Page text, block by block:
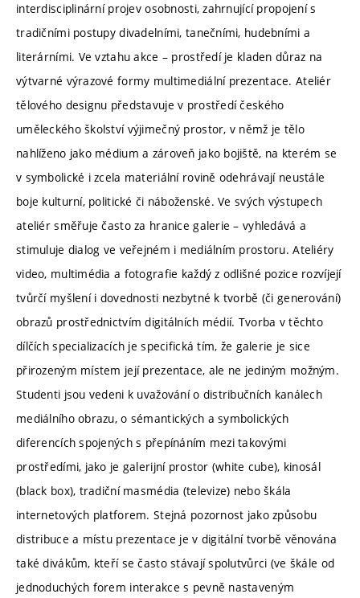
interdisciplinární projev osobnosti, zahrnující propojení s
tradičními postupy divadelními, tanečními, hudebními a
literárními. Ve vztahu akce – prostředí je kladen důraz na
výtvarné výrazové formy multimediální prezentace. Ateliér
tělového designu představuje v prostředí českého
uměleckého školství výjimečný prostor, v němž je tělo
nahlíženo jako médium a zároveň jako bojiště, na kterém se
v symbolické i zcela materiální rovině odehrávají neustále
boje kulturní, politické či náboženské. Ve svých výstupech
ateliér směřuje často za hranice galerie – vyhledává a
stimuluje dialog ve veřejném i mediálním prostoru. Ateliéry
video, multimédia a fotografie každý z odlišné pozice rozvíjejí
tvůrčí myšlení i dovednosti nezbytné k tvorbě (či generování)
obrazů prostřednictvím digitálních médií. Tvorba v těchto
dílčích specializacích je specifická tím, že galerie je sice
přirozeným místem její prezentace, ale ne jediným možným.
Studenti jsou vedeni k uvažování o distribučních kanálech
mediálního obrazu, o sémantických a symbolických
diferencích spojených s přepínáním mezi takovými
prostředími, jako je galerijní prostor (white cube), kinosál
(black box), tradiční masmédia (televize) nebo škála
internetových platforem. Stejná pozornost jako způsobu
distribuce a místu prezentace je v digitální tvorbě věnována
také divákům, kteří se často stávají spolutvůrci (ve škále od
jednoduchých forem interakce s pevně nastaveným